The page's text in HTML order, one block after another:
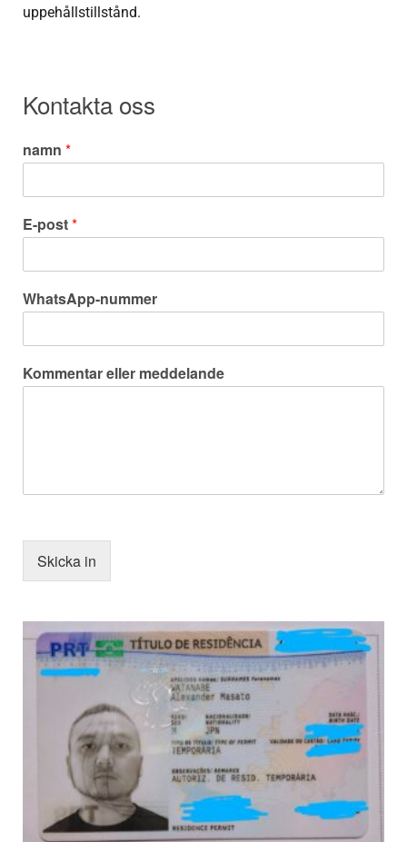
uppehållstillstånd.
Kontakta oss
namn *
E-post*
WhatsApp-nummer
Kommentar eller meddelande
Skicka in